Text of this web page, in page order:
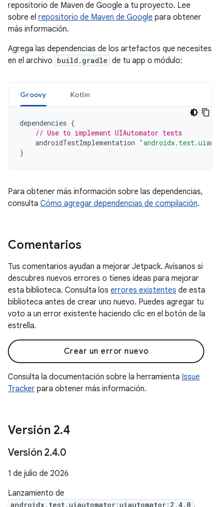
repositorio de Maven de Google a tu proyecto. Lee
sobre el repositorio de Maven de Google para obtener
más información.
Agrega las dependencias de los artefactos que necesites
en el archivo build.gradle de tu app o módulo:
Groovy Kotlin
dependencies {
// Use to implement UIAutomator tests
androidTestImplementation
}
Para obtener más información sobre las dependencias,
consulta Cómo agregar dependencias de compilación.
Comentarios
Tus comentarios ayudan a mejorar Jetpack. Avísanos si
descubres nuevos errores o tienes ideas para mejorar
esta biblioteca. Consulta los errores existentes de esta
biblioteca antes de crear uno nuevo. Puedes agregar tu
voto a un error existente haciendo clic en el botón de la
estrella.
Crear un error nuevo
Consulta la documentación sobre la herramienta Issue
Tracker para obtener más información.
Versión 2.4
Versión 2.4.0
1 de julio de 2026
Lanzamiento de
androidx.test.uiautomator:uiautomator:2.4.0 ,